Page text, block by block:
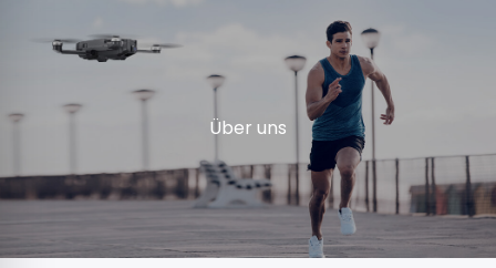
Über uns